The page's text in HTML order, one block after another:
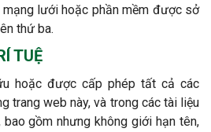
lưới hoặc phần mềm được sở
thứ ba.
TUỆ
hoặc được cấp phép tất cả các
trang web này, và trong các tài liệu
gồm nhưng không giới hạn tên,